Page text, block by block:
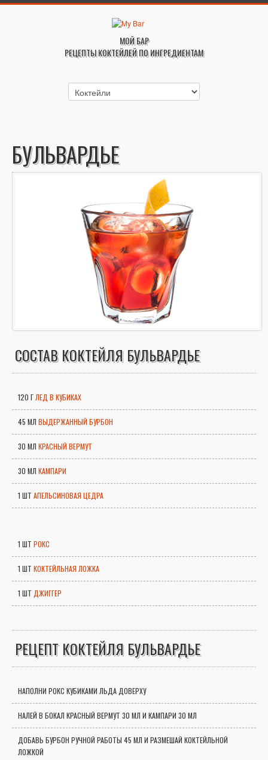
МОЙ БАР
РЕЦЕПТЫ КОКТЕЙЛЕЙ ПО ИНГРЕДИЕНТАМ
БУЛЬВАРДЬЕ
СОСТАВ КОКТЕЙЛЯ БУЛЬВАРДЬЕ
120 ГЛЕД В КУБИКАХ
45 МЛ ВЫДЕРЖАННЫЙ БУРБОН
30 МЛ КРАСНЫЙ ВЕРМУТ
30 МЛ КАМПАРИ
1 ШТ АПЕЛЬСИНОВАЯ ЦЕДРА
1 ШТ РОКС
1 ШТ КОКТЕЙЛЬНАЯ ЛОЖКА
1 ШТ ДЖИГГЕР
РЕЦЕПТ КОКТЕЙЛЯ БУЛЬВАРДЬЕ
НАПОЛНИ РОКС КУБИКАМИ ЛЬДА ДОВЕРХУ
НАЛЕЙ В БОКАЛ КРАСНЫЙ ВЕРМУТ 30 МЛ И КАМПАРИ 30 МЛ
ДОБАВЬ БУРБОН РУЧНОЙ РАБОТЫ 45 МЛ И РАЗМЕШАЙ КОКТЕЙЛЬНОЙ
ЛОЖКОЙ